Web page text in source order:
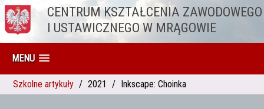
Przejdź do treściCENTRUM KSZTAŁCENIA ZAWODOWEGO
I USTAWICZNEGO W MRĄGOWIE
MENU
Szkolne artykuły 2021 Inkscape: Choinka